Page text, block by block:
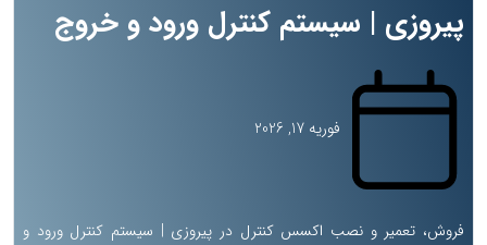
پیروزی | سیستم کنترل ورود و خروج
فوریه 17, 2026
فروش، تعمیر و نصب اکسس کنترل در پیروزی | سیستم کنترل ورود و